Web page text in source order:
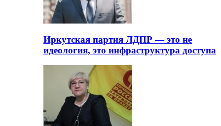
Иркутская партия ЛДПР — это не
идеология, это инфраструктура доступа